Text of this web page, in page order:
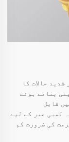
حالات کا
بناتے ہوئے
قابل
لمبی عمر کے لیے
کی ضرورت کم